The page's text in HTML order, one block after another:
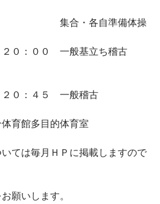
合・各自準備体操
００ 一般基立ち稽古
：４５ 一般稽古
育館多目的体育室
毎月ＨＰに掲載しますので
します。